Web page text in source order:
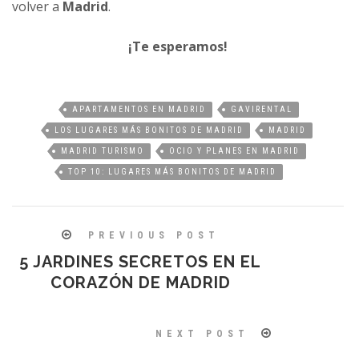
volver a Madrid.
¡Te esperamos!
APARTAMENTOS EN MADRID GAVIRENTAL
LOS LUGARES MÁS BONITOS DE MADRID MADRID
MADRID TURISMO OCIO Y PLANES EN MADRID
TOP 10: LUGARES MÁS BONITOS DE MADRID
PREVIOUS POST
5 JARDINES SECRETOS EN EL
CORAZÓN DE MADRID
NEXT POST